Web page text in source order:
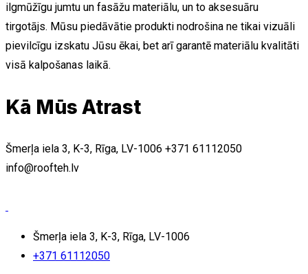
ilgmūžīgu jumtu un fasāžu materiālu, un to aksesuāru
tirgotājs. Mūsu piedāvātie produkti nodrošina ne tikai vizuāli
pievilcīgu izskatu Jūsu ēkai, bet arī garantē materiālu kvalitāti
visā kalpošanas laikā.
Kā Mūs Atrast
Šmerļa iela 3, K-3, Rīga, LV-1006 +371 61112050
info@roofteh.lv
Šmerļa iela 3, K-3, Rīga, LV-1006
+371 61112050